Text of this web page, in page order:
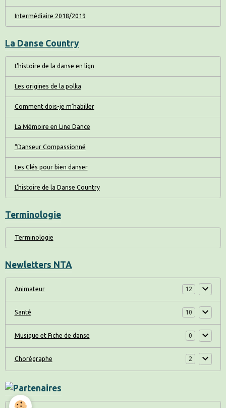
Intermédiaire 2018/2019
La Danse Country
L'histoire de la danse en lign
Les origines de la polka
Comment dois-je m'habiller
La Mémoire en Line Dance
“Danseur Compassionné
Les Clés pour bien danser
L'histoire de la Danse Country
Terminologie
Terminologie
Newletters NTA
Animateur 12
Santé 10
Musique et Fiche de danse 0
Chorégraphe 2